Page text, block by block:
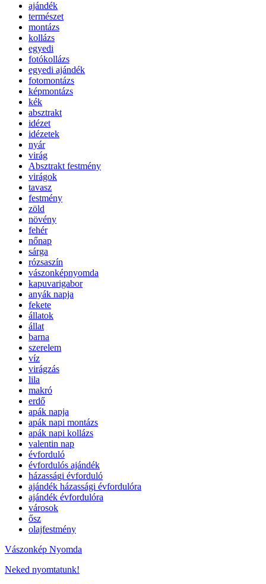
ajándék
természet
montázs
kollázs
egyedi
fotókollázs
egyedi ajándék
fotomontázs
képmontázs
kék
absztrakt
idézet
idézetek
nyár
virág
Absztrakt festmény
virágok
tavasz
festmény
zöld
növény
fehér
nőnap
sárga
rózsaszín
vászonképnyomda
kapuvarigabor
anyák napja
fekete
állatok
állat
barna
szerelem
víz
virágzás
lila
makró
erdő
apák napja
apák napi montázs
apák napi kollázs
valentin nap
évforduló
évfordulós ajándék
házassági évforduló
ajándék házassági évfordulóra
ajándék évfordulóra
városok
ősz
olajfestmény
Vászonkép Nyomda
Neked nyomtatunk!